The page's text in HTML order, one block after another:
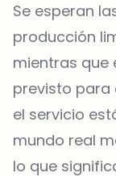
Se esperan
producción
mientras que
previsto para
el servicio
mundo real
lo que